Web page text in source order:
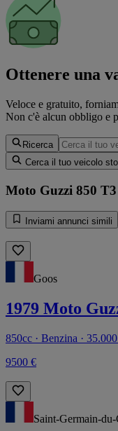
Ottenere una
Veloce e gratuito,
Non c'è alcun obbligo e
Ricerca
Cerca il tuo veicolo
Moto Guzzi 850
Inviami annunci simili
Goos
1979 Moto
850cc · Benzina ·
9500 €
Saint-Germain-